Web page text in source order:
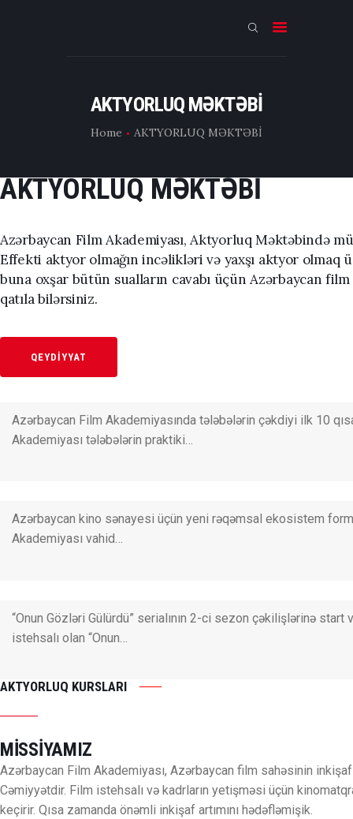
AKTYORLUQ MƏKTƏBİ
Home AKTYORLUQ MƏKTƏBİ
İNFO
KİNO VLOG
AKTYORLUQ MƏKTƏBİ
Azərbaycan Film Akademiyası, Aktyorluq Məktəbində
Effekti aktyor olmağın incəlikləri və yaxşı aktyor
buna oxşar bütün sualların cavabı üçün Azərbaycan
qatıla bilərsiniz.
QEYDİYYAT
Azərbaycan Film Akademiyasında tələbələrin çəkdiyi ilk 10
Akademiyası tələbələrin praktiki…
Azərbaycan kino sənayesi üçün yeni rəqəmsal ekosistem
Akademiyası vahid…
“Onun Gözləri Gülürdü” serialının 2-ci sezon çəkilişlərinə
istehsalı olan “Onun…
AKTYORLUQ KURSLARI
MİSSİYAMIZ
Azərbaycan Film Akademiyası, Azərbaycan film sahəsinin
Cəmiyyətdir. Film istehsalı və kadrların yetişməsi üçün
keçirir. Qısa zamanda önəmli inkişaf artımını hədəfləmişik.